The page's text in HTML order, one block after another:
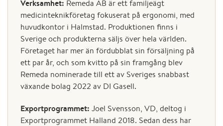
Verksamhet: Remeda AB är ett familjeägt
medicinteknikföretag fokuserat på ergonomi, med
huvudkontor i Halmstad. Produktionen finns i
Sverige och produkterna säljs över hela världen.
Företaget har mer än fördubblat sin försäljning på
ett par år, och som kvitto på sin framgång blev
Remeda nominerade till ett av Sveriges snabbast
växande bolag 2022 av DI Gasell.
Exportprogrammet: Joel Svensson, VD, deltog i
Exportprogrammet Halland 2018. Sedan dess har